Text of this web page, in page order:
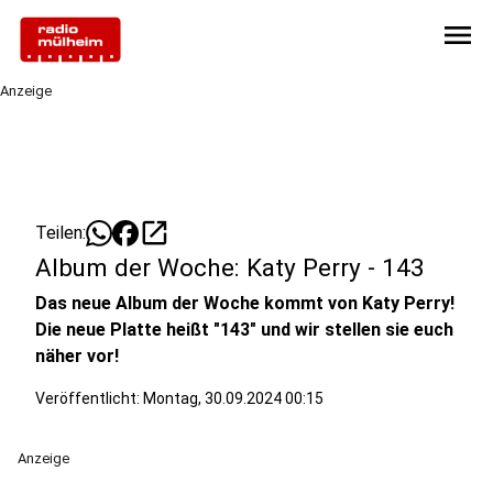
menu
Anzeige
Teilen: open_in_new
Album der Woche: Katy Perry - 143
Das neue Album der Woche kommt von Katy Perry!
Die neue Platte heißt "143" und wir stellen sie euch
näher vor!
Veröffentlicht: Montag, 30.09.2024 00:15
Anzeige